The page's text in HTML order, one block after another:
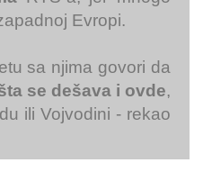
Evropi.
sa njima govori da
se dešava i ovde,
ili Vojvodini - rekao